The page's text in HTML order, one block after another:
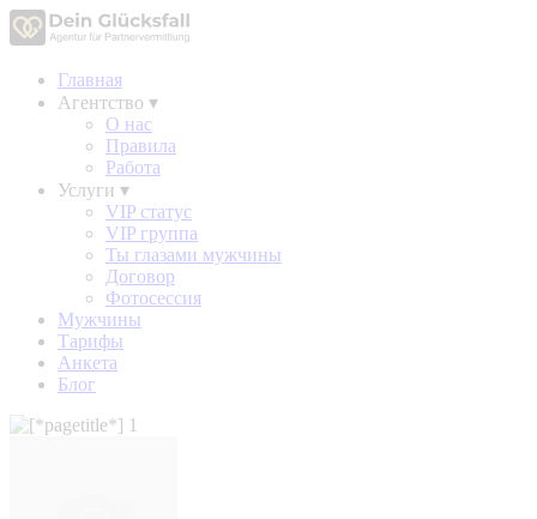
Главная
Агентство ▾
О нас
Правила
Работа
Услуги ▾
VIP статус
VIP группа
Ты глазами мужчины
Договор
Фотосессия
Мужчины
Тарифы
Анкета
Блог